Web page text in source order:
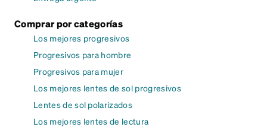
Comprar por categorías
Los mejores progresivos
Progresivos para hombre
Progresivos para mujer
Los mejores lentes de sol progresivos
Lentes de sol polarizados
Los mejores lentes de lectura